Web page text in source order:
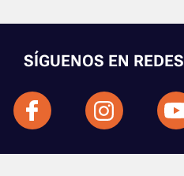
SÍGUENOS EN REDES